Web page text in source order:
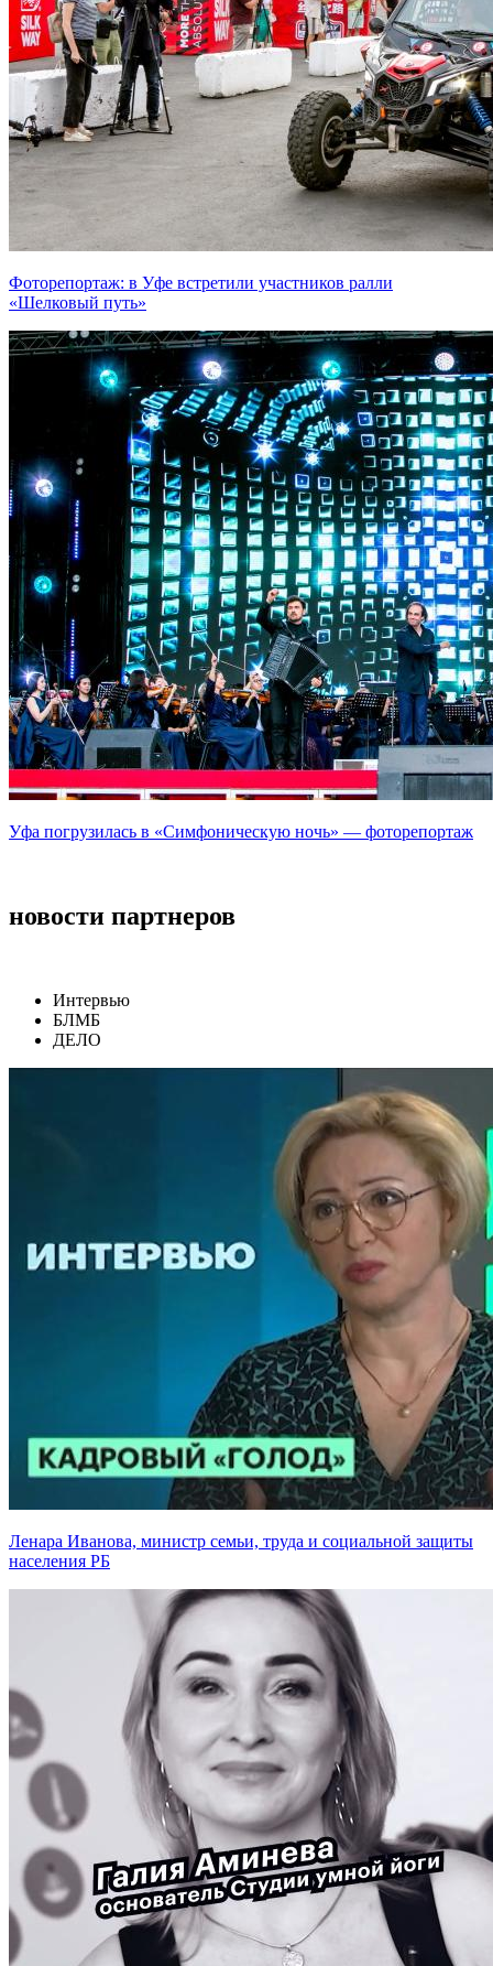
Фоторепортаж: в Уфе встретили участников ралли
«Шелковый путь»
Уфа погрузилась в «Симфоническую ночь» — фоторепортаж
новости партнеров
Интервью
БЛМБ
ДЕЛО
Ленара Иванова, министр семьи, труда и социальной защиты
населения РБ